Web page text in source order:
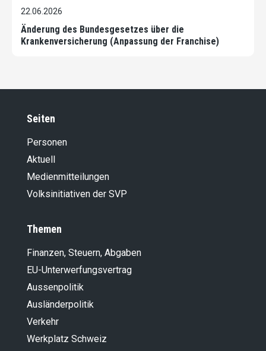
22.06.2026
Änderung des Bundesgesetzes über die
Krankenversicherung (Anpassung der Franchise)
Seiten
Personen
Aktuell
Medienmitteilungen
Volksinitiativen der SVP
Themen
Finanzen, Steuern, Abgaben
EU-Unterwerfungsvertrag
Aussenpolitik
Ausländer­politik
Verkehr
Werkplatz Schweiz